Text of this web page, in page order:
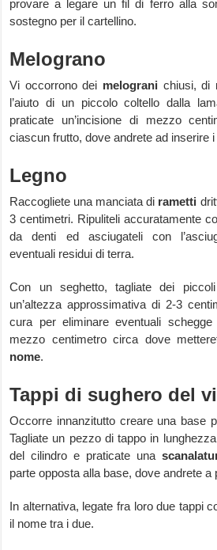
provare a legare un fil di ferro alla
sostegno per il cartellino.
Melograno
Vi occorrono dei melograni chiusi, di
l’aiuto di un piccolo coltello dalla
praticate un’incisione di mezzo
ciascun frutto, dove andrete ad inserire i
Legno
Raccogliete una manciata di rametti
3 centimetri. Ripuliteli accuratamente
da denti ed asciugateli con
eventuali residui di terra.
Con un seghetto, tagliate dei
un’altezza approssimativa di 2-3
cura per eliminare eventuali
mezzo centimetro circa dove
nome.
Tappi di sughero del
Occorre innanzitutto creare una base
Tagliate un pezzo di tappo in
del cilindro e praticate una
parte opposta alla base, dove andrete a
In alternativa, legate fra loro due tappi
il nome tra i due.